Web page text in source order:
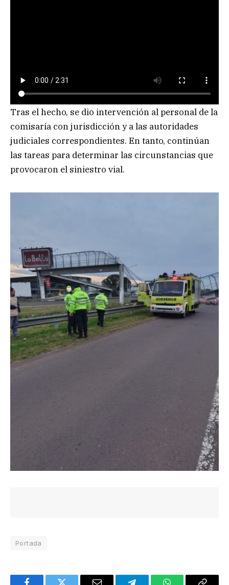
Tras el hecho, se dio intervención al personal de la
comisaría con jurisdicción y a las autoridades
judiciales correspondientes. En tanto, continúan
las tareas para determinar las circunstancias que
provocaron el siniestro vial.
Portada